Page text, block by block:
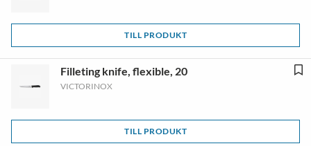
TILL PRODUKT
Filleting knife, flexible, 20
VICTORINOX
TILL PRODUKT